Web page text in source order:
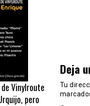
Deja
Tu
Vinylroute
pero